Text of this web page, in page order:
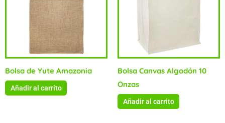
Bolsa de Yute Amazonia
Añadir al carrito
Bolsa Canvas Algodón 10
Onzas
Añadir al carrito